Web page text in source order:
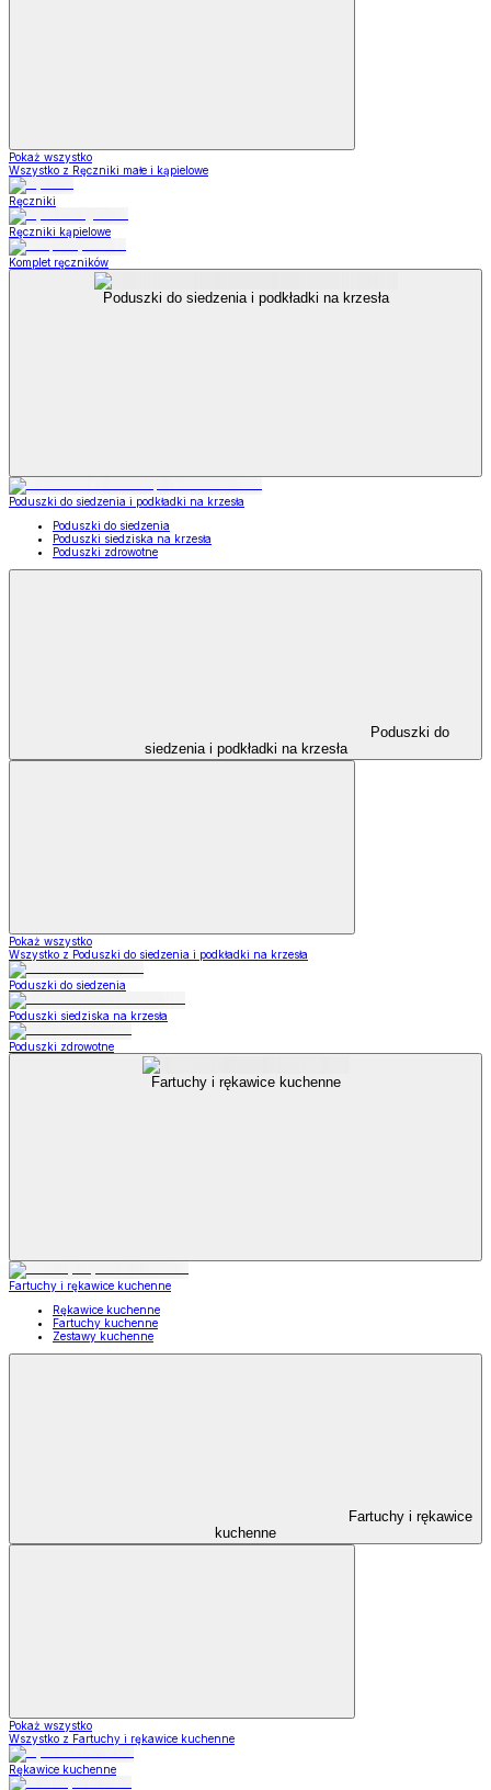
Pokaż wszystko
Wszystko z Ręczniki małe i kąpielowe
Ręczniki
Ręczniki kąpielowe
Komplet ręczników
Poduszki do siedzenia i podkładki na krzesła
Poduszki do siedzenia i podkładki na krzesła
Poduszki do siedzenia
Poduszki siedziska na krzesła
Poduszki zdrowotne
Poduszki do
siedzenia i podkładki na krzesła
Pokaż wszystko
Wszystko z Poduszki do siedzenia i podkładki na krzesła
Poduszki do siedzenia
Poduszki siedziska na krzesła
Poduszki zdrowotne
Fartuchy i rękawice kuchenne
Fartuchy i rękawice kuchenne
Rękawice kuchenne
Fartuchy kuchenne
Zestawy kuchenne
Fartuchy i rękawice
kuchenne
Pokaż wszystko
Wszystko z Fartuchy i rękawice kuchenne
Rękawice kuchenne